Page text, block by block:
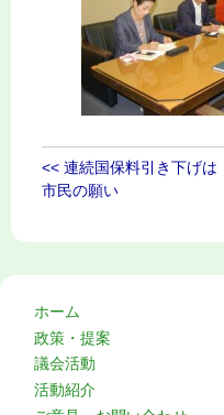
<< 連続国保料引き下げは
市民の願い
ホーム
政策・提案
議会活動
活動紹介